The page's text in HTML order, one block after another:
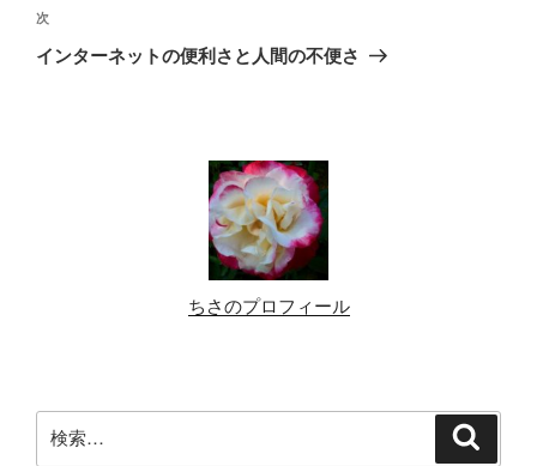
ビ
ゲ
稿
次
の
次
インターネットの便利さと人間の不便さ
ちさのプロフィール
索: